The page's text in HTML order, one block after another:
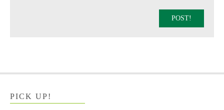
POST!
PICK UP!